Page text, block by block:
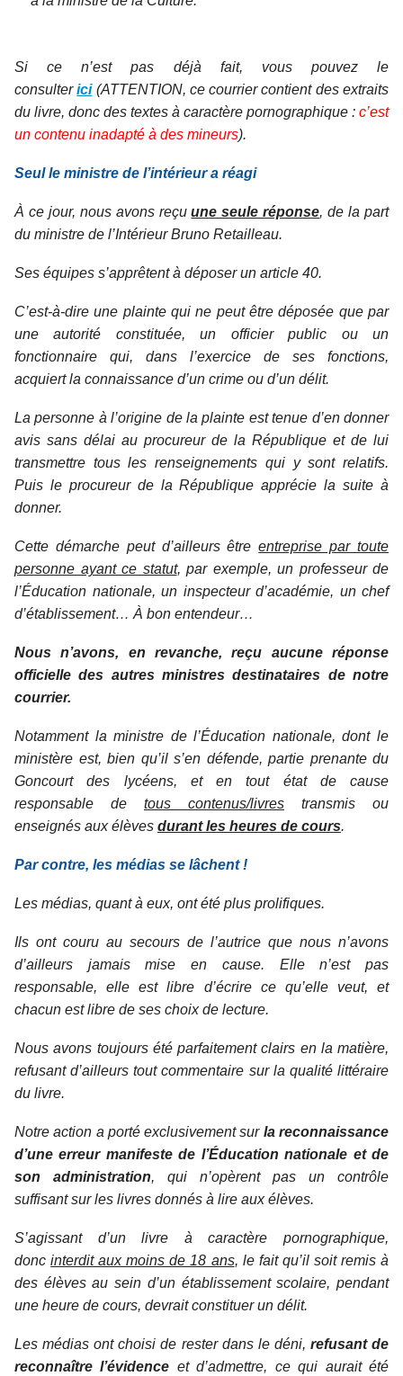
Si ce n’est pas déjà fait, vous pouvez le
consulterici(ATTENTION, ce courrier contient des extraits
du livre, donc des textes à caractère pornographique : c’est
un contenu inadapté à des mineurs).
Seul le ministre de l’intérieur a réagi
À ce jour, nous avons reçuune seule réponse, de la part
du ministre de l’Intérieur Bruno Retailleau.
Ses équipes s’apprêtent à déposer un article 40.
C’est-à-dire une plainte qui ne peut être déposée que par
une autorité constituée, un officier public ou un
fonctionnaire qui, dans l’exercice de ses fonctions,
acquiert la connaissance d’un crime ou d’un délit.
La personne à l’origine de la plainte est tenue d’en donner
avis sans délai au procureur de la République et de lui
transmettre tous les renseignements qui y sont relatifs.
Puis le procureur de la République apprécie la suite à
donner.
Cette démarche peut d’ailleurs êtreentreprise par toute
personne ayant ce statut, par exemple, un professeur de
l’Éducation nationale, un inspecteur d’académie, un chef
d’établissement… À bon entendeur…
Nous n’avons, en revanche, reçu aucune réponse
officielle des autres ministres destinataires de notre
courrier.
Notamment la ministre de l’Éducation nationale, dont le
ministère est, bien qu’il s’en défende, partie prenante du
Goncourt des lycéens, et en tout état de cause
responsable de tous contenus/livres transmis ou
enseignés aux élèves durant les heures de cours.
Par contre, les médias se lâchent !
Les médias, quant à eux, ont été plus prolifiques.
Ils ont couru au secours de l’autrice que nous n’avons
d’ailleurs jamais mise en cause. Elle n’est pas
responsable, elle est libre d’écrire ce qu’elle veut, et
chacun est libre de ses choix de lecture.
Nous avons toujours été parfaitement clairs en la matière,
refusant d’ailleurs tout commentaire sur la qualité littéraire
du livre.
Notre action a porté exclusivement sur la reconnaissance
d’une erreur manifeste de l’Éducation nationale et de
son administration, qui n’opèrent pas un contrôle
suffisant sur les livres donnés à lire aux élèves.
S’agissant d’un livre à caractère pornographique,
doncinterdit aux moins de 18 ans, le fait qu’il soit remis à
des élèves au sein d’un établissement scolaire, pendant
une heure de cours, devrait constituer un délit.
Les médias ont choisi de rester dans le déni, refusant de
reconnaître l’évidence et d’admettre, ce qui aurait été